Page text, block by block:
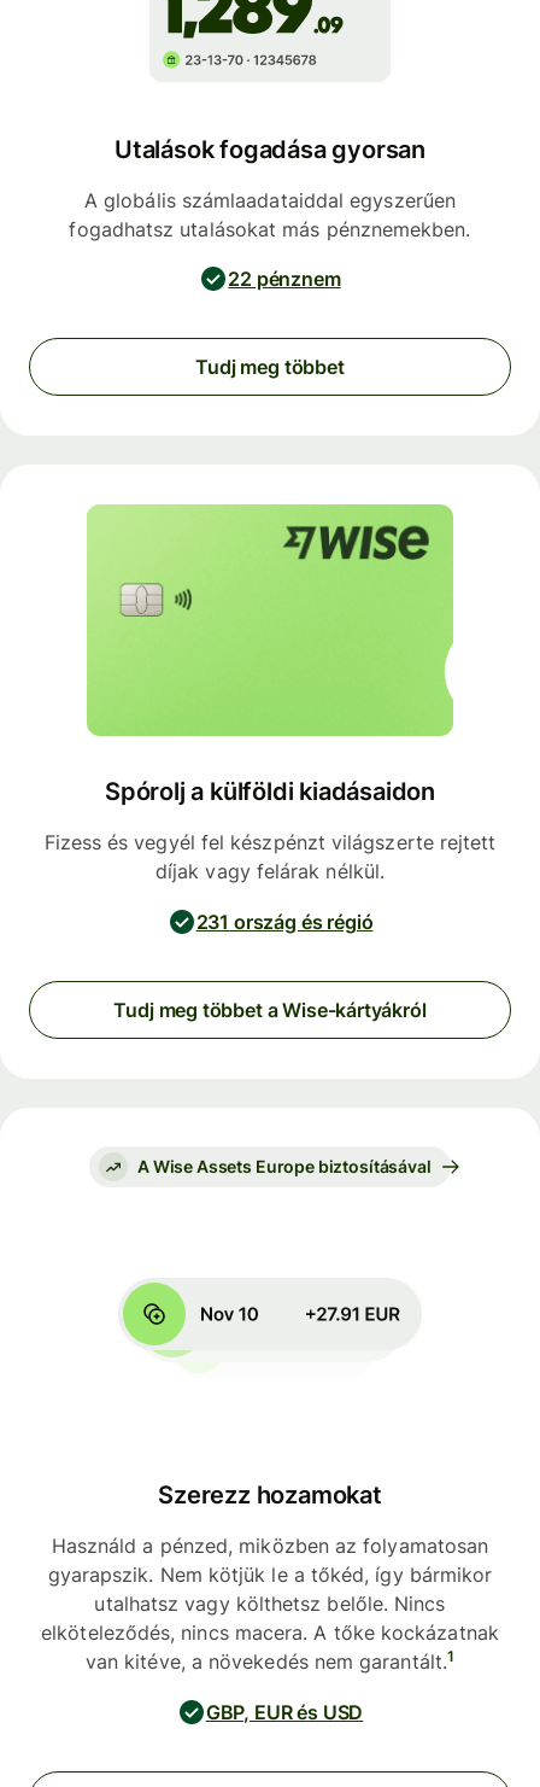
Utalások fogadása gyorsan
A globális számlaadataiddal egyszerűen
fogadhatsz utalásokat más pénznemekben.
22 pénznem
Tudj meg többet
Spórolj a külföldi kiadásaidon
Fizess és vegyél fel készpénzt világszerte rejtett
díjak vagy felárak nélkül.
231 ország és régió
Tudj meg többet a Wise-kártyákról
A Wise Assets Europe biztosításával
Szerezz hozamokat
Használd a pénzed, miközben az folyamatosan
gyarapszik. Nem kötjük le a tőkéd, így bármikor
utalhatsz vagy költhetsz belőle. Nincs
elköteleződés, nincs macera. A tőke kockázatnak
van kitéve, a növekedés nem garantált.1
GBP, EUR és USD